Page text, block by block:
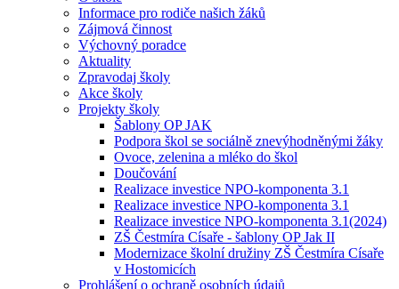
Informace pro rodiče našich žáků
Zájmová činnost
Výchovný poradce
Aktuality
Zpravodaj školy
Akce školy
Projekty školy
Šablony OP JAK
Podpora škol se sociálně znevýhodněnými žáky
Ovoce, zelenina a mléko do škol
Doučování
Realizace investice NPO-komponenta 3.1
Realizace investice NPO-komponenta 3.1
Realizace investice NPO-komponenta 3.1(2024)
ZŠ Čestmíra Císaře - šablony OP Jak II
Modernizace školní družiny ZŠ Čestmíra Císaře
v Hostomicích
Prohlášení o ochraně osobních údajů